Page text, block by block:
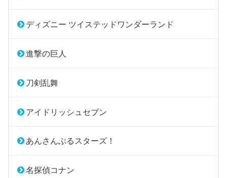
ディズニー ツイステッドワンダーランド
進撃の巨人
刀剣乱舞
アイドリッシュセブン
あんさんぶるスターズ！
名探偵コナン